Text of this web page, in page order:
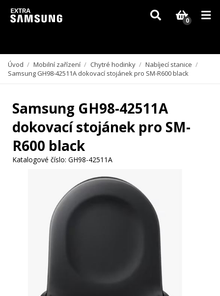
Vzhledem k aktuální situaci se může dodání dílů, které nejsou skladem,
zpozdit. Děkujeme za pochopení.
0
Úvod / Mobilní zařízení / Chytré hodinky / Nabíjecí stanice /
Samsung GH98-42511A dokovací stojánek pro SM-R600 black
Samsung GH98-42511A
dokovací stojánek pro SM-
R600 black
Katalogové číslo: GH98-42511A